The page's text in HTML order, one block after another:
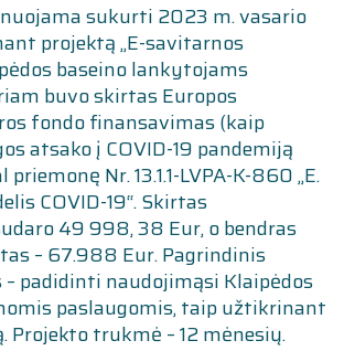
sukurti 2023 m. vasario
projektą „E-savitarnos
baseino lankytojams
buvo skirtas Europos
fondo finansavimas (kaip
atsako į COVID-19 pandemiją
Nr. 13.1.1-LVPA-K-860 „E.
COVID-19“. Skirtas
49 998, 38 Eur, o bendras
– 67.988 Eur. Pagrindinis
padidinti naudojimąsi Klaipėdos
paslaugomis, taip užtikrinant
Projekto trukmė – 12 mėnesių.